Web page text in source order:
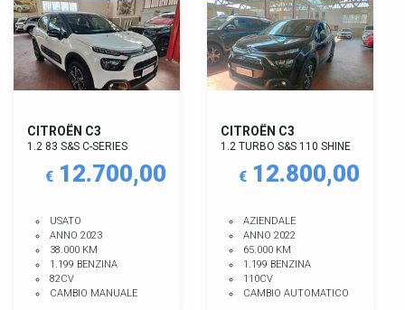
CITROËN C3
1.2 83 S&S C-SERIES
€12.700,00
USATO
ANNO 2023
38.000 KM
1.199 BENZINA
82CV
CAMBIO MANUALE
CITROËN C3
1.2 TURBO S&S 110 SHINE
€12.800,00
AZIENDALE
ANNO 2022
65.000 KM
1.199 BENZINA
110CV
CAMBIO AUTOMATICO